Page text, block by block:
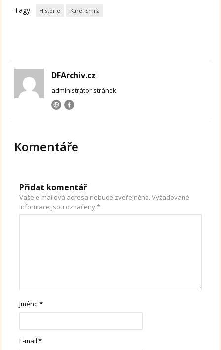
Tagy: Historie Karel Smrž
DFArchiv.cz
administrátor stránek
Komentáře
Přidat komentář
Vaše e-mailová adresa nebude zveřejněna. Vyžadované
informace jsou označeny*
Jméno*
E-mail*